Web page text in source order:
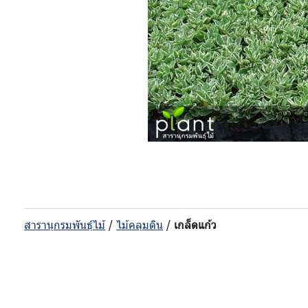
สารานุกรมพันธุ์ไม้/ไม้คลุมดิน / เกล็ดแก้ว